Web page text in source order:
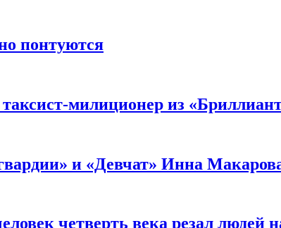
понтуются
милиционер из
и «Девчат» Инна
четверть века резал людей